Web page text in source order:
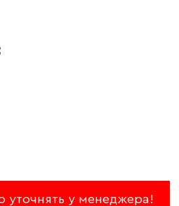
уточнять у менеджера!